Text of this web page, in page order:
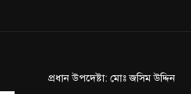
প্রধান উপদেষ্টা: মোঃ জসিম উদ্দিন